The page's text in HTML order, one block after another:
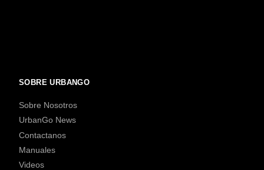
SOBRE URBANGO
Sobre Nosotros
UrbanGo News
Contactanos
Manuales
Videos